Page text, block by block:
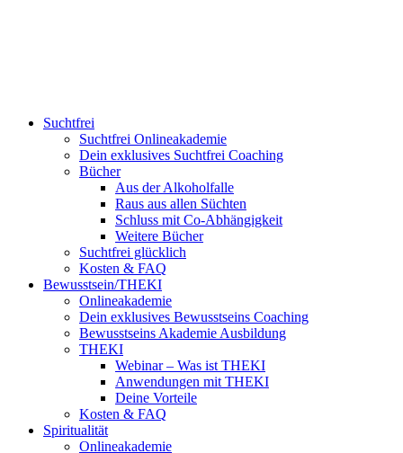
Suchtfrei
Suchtfrei Onlineakademie
Dein exklusives Suchtfrei Coaching
Bücher
Aus der Alkoholfalle
Raus aus allen Süchten
Schluss mit Co-Abhängigkeit
Weitere Bücher
Suchtfrei glücklich
Kosten & FAQ
Bewusstsein/THEKI
Onlineakademie
Dein exklusives Bewusstseins Coaching
Bewusstseins Akademie Ausbildung
THEKI
Webinar – Was ist THEKI
Anwendungen mit THEKI
Deine Vorteile
Kosten & FAQ
Spiritualität
Onlineakademie